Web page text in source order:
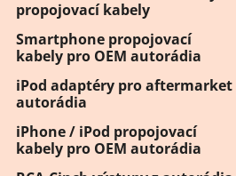
propojovací kabely
Smartphone propojovací
kabely pro OEM autorádia
iPod adaptéry pro aftermarket
autorádia
iPhone / iPod propojovací
kabely pro OEM autorádia